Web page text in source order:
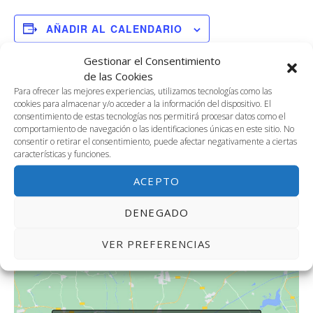
Gestionar el Consentimiento
de las Cookies
Para ofrecer las mejores experiencias, utilizamos tecnologías como las
cookies para almacenar y/o acceder a la información del dispositivo. El
consentimiento de estas tecnologías nos permitirá procesar datos como el
comportamiento de navegación o las identificaciones únicas en este sitio. No
consentir o retirar el consentimiento, puede afectar negativamente a ciertas
características y funciones.
ACEPTO
DENEGADO
VER PREFERENCIAS
AÑADIR AL CALENDARIO
DETALLES
Fecha:
17 enero, 2025
Hora:
4:00 pm - 8:30 pm
ORGANIZADOR
Fernando Navarro Lucena.
Economía y Admón. De
Empresas UMA
Correo electrónico
fnl@uma.es